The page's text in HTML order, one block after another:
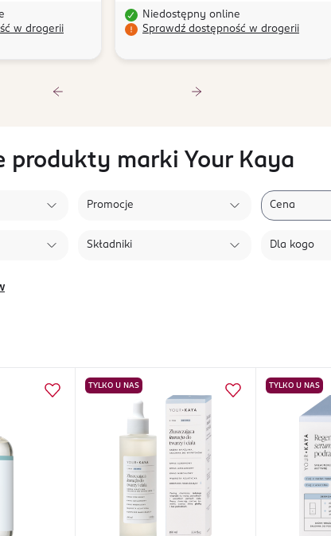
w drogerii
Niedostępny online
Sprawdź dostępność w drogerii
produkty marki Your Kaya
Promocje Cena
Składniki Dla kogo
TYLKO U NAS TYLKO U NAS